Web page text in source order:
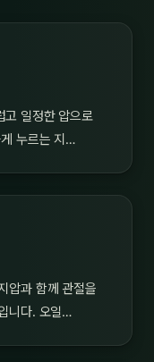
고 일정한 압으로
누르는 지…
압과 함께 관절을
니다. 오일…